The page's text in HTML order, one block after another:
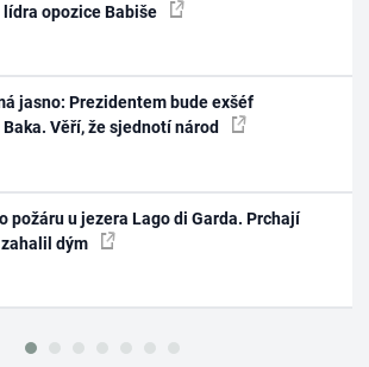
opozice Babiše
jasno: Prezidentem bude exšéf
Věří, že sjednotí národ
požáru u jezera Lago di Garda. Prchají
dým